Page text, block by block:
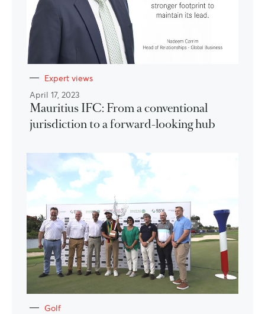
Expert views
April 17, 2023
Mauritius IFC: From a conventional
jurisdiction to a forward-looking hub
Golf